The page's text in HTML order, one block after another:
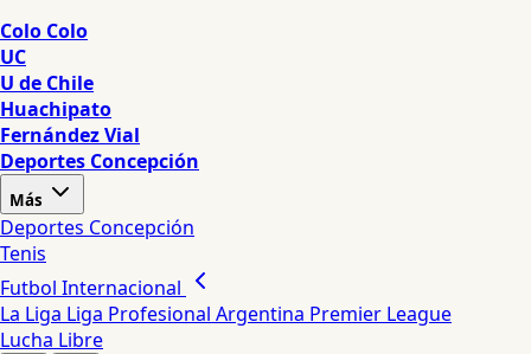
Colo Colo
UC
U de Chile
Huachipato
Fernández Vial
Deportes Concepción
Más
Deportes Concepción
Tenis
Futbol Internacional
La Liga Liga Profesional Argentina Premier League
Lucha Libre